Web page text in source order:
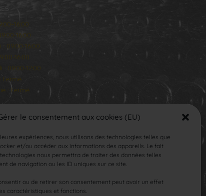
le consentement aux cookies (EU)
expériences, nous utilisons des technologies telles que
et/ou accéder aux informations des appareils. Le fait
nous permettra de traiter des données telles
de navigation ou les ID uniques sur ce site.
ou de retirer son consentement peut avoir un effet
caractéristiques et fonctions.
16:00
: 09:00-16:00
16:00
09:00-12:00
Fermé
: Fermé